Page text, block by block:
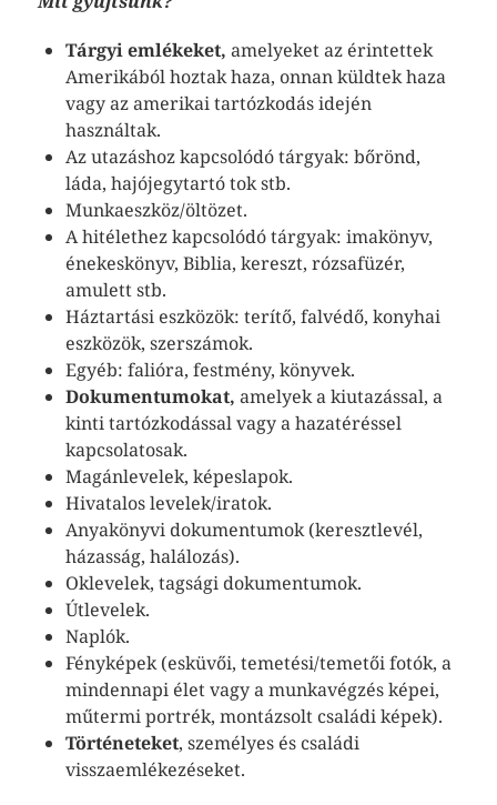
Tárgyi emlékeket,amelyeket az érintettek
Amerikából hoztak haza, onnan küldtek haza
vagy az amerikai tartózkodás idején
használtak.
Az utazáshoz kapcsolódó tárgyak: bőrönd,
láda, hajójegytartó tok stb.
Munkaeszköz/öltözet.
A hitélethez kapcsolódó tárgyak: imakönyv,
énekeskönyv, Biblia, kereszt, rózsafüzér,
amulett stb.
Háztartási eszközök: terítő, falvédő, konyhai
eszközök, szerszámok.
Egyéb: falióra, festmény, könyvek.
Dokumentumokat,amelyek a kiutazással, a
kinti tartózkodással vagy a hazatéréssel
kapcsolatosak.
Magánlevelek, képeslapok.
Hivatalos levelek/iratok.
Anyakönyvi dokumentumok (keresztlevél,
házasság, halálozás).
Oklevelek, tagsági dokumentumok.
Útlevelek.
Naplók.
Fényképek (esküvői, temetési/temetői fotók, a
mindennapi élet vagy a munkavégzés képei,
műtermi portrék, montázsolt családi képek).
Történeteket, személyes és családi
visszaemlékezéseket.